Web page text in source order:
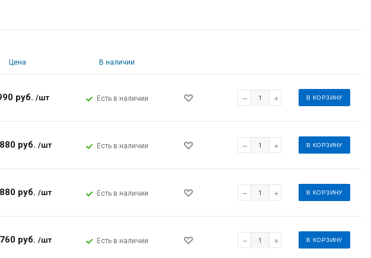
Цена В наличии
руб. /шт Есть в наличии В КОРЗИНУ
руб. /шт Есть в наличии В КОРЗИНУ
руб. /шт Есть в наличии В КОРЗИНУ
руб. /шт Есть в наличии В КОРЗИНУ